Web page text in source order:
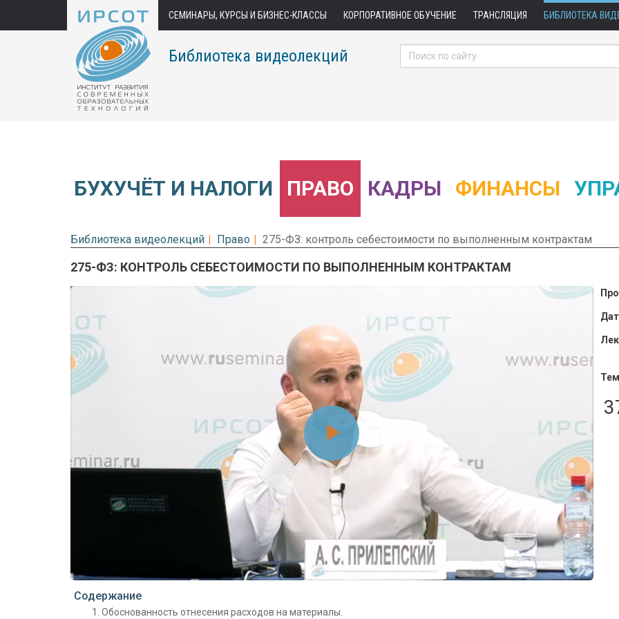
СЕМИНАРЫ, КУРСЫ И БИЗНЕС-КЛАССЫ КОРПОРАТИВНОЕ ОБУЧЕНИЕ ТРАНСЛЯЦИЯ БИБЛИОТЕКА
Библиотека видеолекций
БУХУЧЁТ И НАЛОГИ ПРАВО КАДРЫ ФИНАНСЫ
Библиотека видеолекций Право 275-ФЗ: контроль себестоимости по выполненным контрактам
275-ФЗ: КОНТРОЛЬ СЕБЕСТОИМОСТИ ПО ВЫПОЛНЕННЫМ КОНТРАКТАМ
Воспроизвести
видео
Содержание
Обоснованность отнесения расходов на материалы.